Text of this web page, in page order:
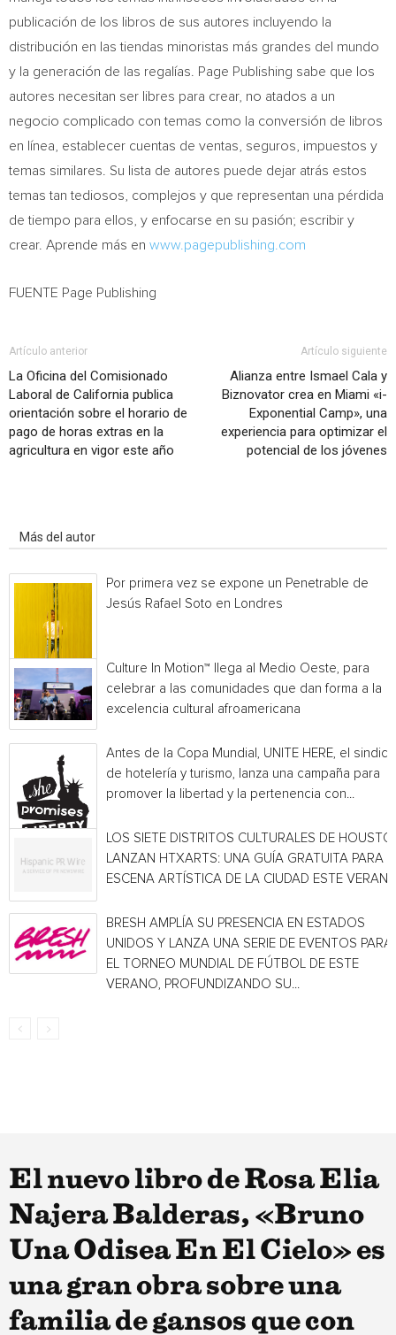
publicación de los libros de sus autores incluyendo la
distribución en las tiendas minoristas más grandes del mundo
y la generación de las regalías. Page Publishing sabe que los
autores necesitan ser libres para crear, no atados a un
negocio complicado con temas como la conversión de libros
en línea, establecer cuentas de ventas, seguros, impuestos y
temas similares. Su lista de autores puede dejar atrás estos
temas tan tediosos, complejos y que representan una pérdida
de tiempo para ellos, y enfocarse en su pasión; escribir y
crear. Aprende más en www.pagepublishing.com
FUENTE Page Publishing
Artículo anterior
La Oficina del Comisionado
Laboral de California publica
orientación sobre el horario de
pago de horas extras en la
agricultura en vigor este año
Artículo siguiente
Alianza entre Ismael Cala y
Biznovator crea en Miami «i-
Exponential Camp», una
experiencia para optimizar el
potencial de los jóvenes
Más del autor
Por primera vez se expone un Penetrable de
Jesús Rafael Soto en Londres
Culture In Motion™ llega al Medio Oeste, para
celebrar a las comunidades que dan forma a la
excelencia cultural afroamericana
Antes de la Copa Mundial, UNITE HERE, el
de hotelería y turismo, lanza una campaña para
promover la libertad y la pertenencia con...
LOS SIETE DISTRITOS CULTURALES DE
LANZAN HTXARTS: UNA GUÍA GRATUITA PARA
ESCENA ARTÍSTICA DE LA CIUDAD ESTE
BRESH AMPLÍA SU PRESENCIA EN ESTADOS
UNIDOS Y LANZA UNA SERIE DE EVENTOS PARA
EL TORNEO MUNDIAL DE FÚTBOL DE ESTE
VERANO, PROFUNDIZANDO SU...
El nuevo libro de Rosa Elia
Najera Balderas, «Bruno
Una Odisea En El Cielo» es
una gran obra sobre una
familia de gansos que con